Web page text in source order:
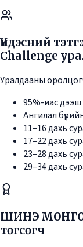
Үндэсний
Challenge
Уралдааны
95%-иас дээш
Ангилал
11–16 дахь
17–22 дахь
23–28 дахь
29–34 дахь
ШИНЭ
төгсөгч